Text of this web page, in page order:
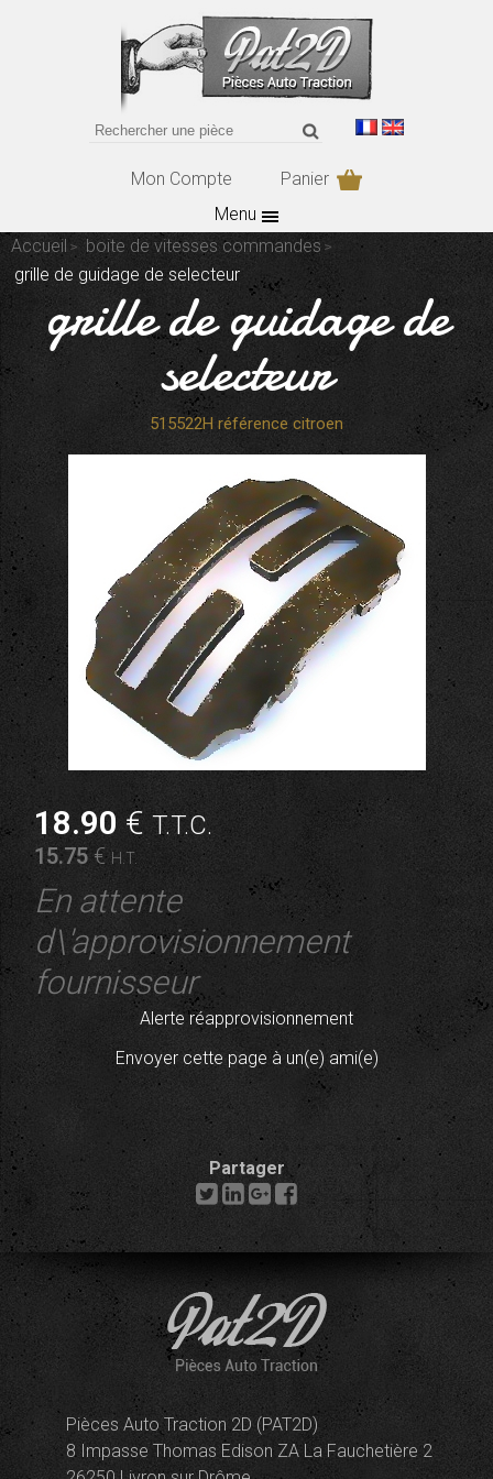
Mon Compte
Panier
Menu
Accueil
boite de vitesses commandes
grille de guidage de selecteur
grille de guidage de
selecteur
515522H référence citroen
18.90 €T.T.C.
15.75 € H.T.
En attente
d\'approvisionnement
fournisseur
Alerte réapprovisionnement
Envoyer cette page à un(e) ami(e)
Partager
Pièces Auto Traction 2D (PAT2D)
8 Impasse Thomas Edison ZA La Fauchetière 2